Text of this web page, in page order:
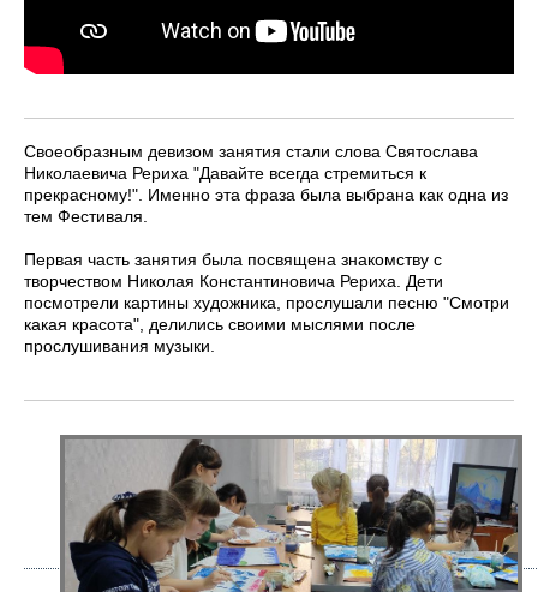
Своеобразным девизом занятия стали слова Святослава
Николаевича Рериха "Давайте всегда стремиться к
прекрасному!". Именно эта фраза была выбрана как одна из
тем Фестиваля.
Первая часть занятия была посвящена знакомству с
творчеством Николая Константиновича Рериха. Дети
посмотрели картины художника, прослушали песню "Смотри
какая красота", делились своими мыслями после
прослушивания музыки.